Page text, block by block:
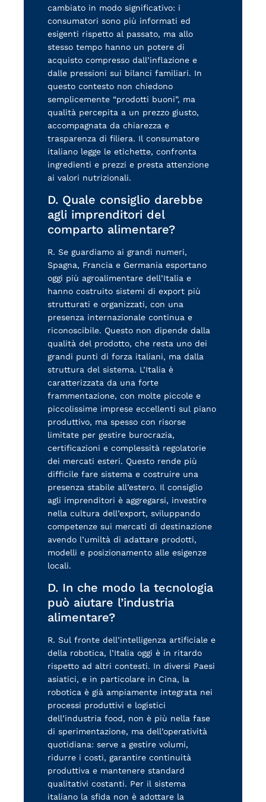
cambiato in modo significativo: i
consumatori sono più informati ed
esigenti rispetto al passato, ma allo
stesso tempo hanno un potere di
acquisto compresso dall’inflazione e
dalle pressioni sui bilanci familiari. In
questo contesto non chiedono
semplicemente “prodotti buoni”, ma
qualità percepita a un prezzo giusto,
accompagnata da chiarezza e
trasparenza di filiera. Il consumatore
italiano legge le etichette, confronta
ingredienti e prezzi e presta attenzione
ai valori nutrizionali.
D. Quale consiglio darebbe
agli imprenditori del
comparto alimentare?
R. Se guardiamo ai grandi numeri,
Spagna, Francia e Germania esportano
oggi più agroalimentare dell’Italia e
hanno costruito sistemi di export più
strutturati e organizzati, con una
presenza internazionale continua e
riconoscibile. Questo non dipende dalla
qualità del prodotto, che resta uno dei
grandi punti di forza italiani, ma dalla
struttura del sistema. L’Italia è
caratterizzata da una forte
frammentazione, con molte piccole e
piccolissime imprese eccellenti sul piano
produttivo, ma spesso con risorse
limitate per gestire burocrazia,
certificazioni e complessità regolatorie
dei mercati esteri. Questo rende più
difficile fare sistema e costruire una
presenza stabile all’estero. Il consiglio
agli imprenditori è aggregarsi, investire
nella cultura dell’export, sviluppando
competenze sui mercati di destinazione
avendo l’umiltà di adattare prodotti,
modelli e posizionamento alle esigenze
locali.
D. In che modo la tecnologia
può aiutare l’industria
alimentare?
R. Sul fronte dell’intelligenza artificiale e
della robotica, l’Italia oggi è in ritardo
rispetto ad altri contesti. In diversi Paesi
asiatici, e in particolare in Cina, la
robotica è già ampiamente integrata nei
processi produttivi e logistici
dell’industria food, non è più nella fase
di sperimentazione, ma dell’operatività
quotidiana: serve a gestire volumi,
ridurre i costi, garantire continuità
produttiva e mantenere standard
qualitativi costanti. Per il sistema
italiano la sfida non è adottare la